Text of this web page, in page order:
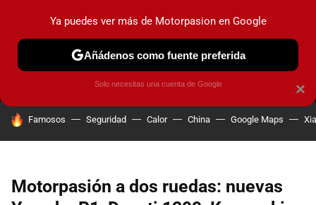
MENÚ NUEVO
COCHES ELÉCTRICOS OBSERVATORIO
HOY SE HABLA DE
Famosos Seguridad Calor China Google Maps
Motorpasión a dos ruedas: nuevas
×
Ya puedes ver más de Motorpasion en Google
Añádenos como fuente preferida
Solo necesitas una cuenta de Google